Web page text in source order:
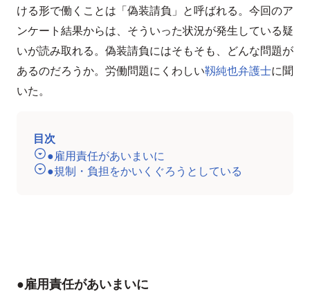
ける形で働くことは「偽装請負」と呼ばれる。今回のア
ンケート結果からは、そういった状況が発生している疑
いが読み取れる。偽装請負にはそもそも、どんな問題が
あるのだろうか。労働問題にくわしい靱純也弁護士に聞
いた。
目次
●雇用責任があいまいに
●規制・負担をかいくぐろうとしている
●雇用責任があいまいに